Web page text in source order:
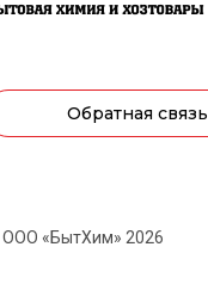
Обратная связь
«БытХим» 2026